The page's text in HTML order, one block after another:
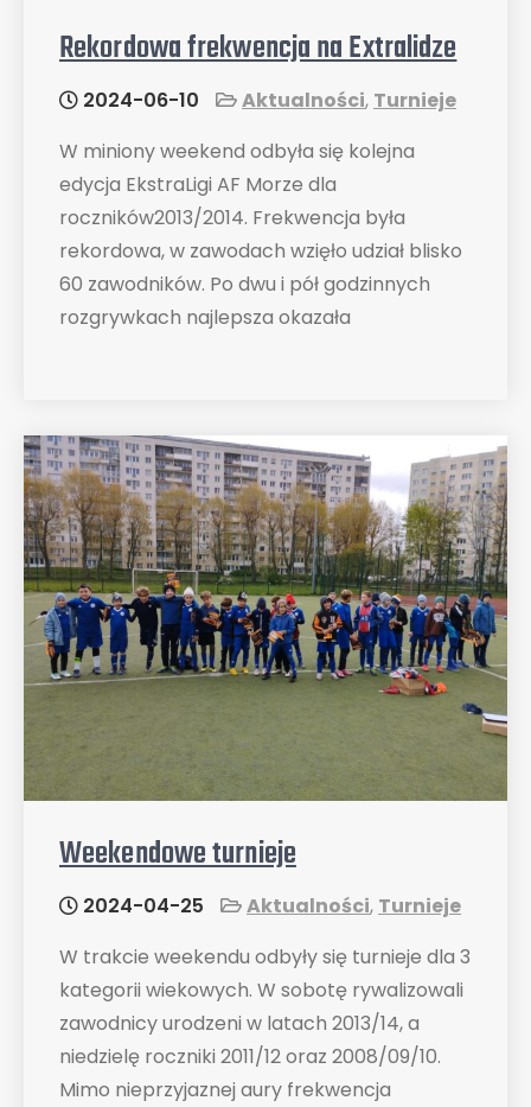
Rekordowa frekwencja na Extralidze
2024-06-10 Aktualności, Turnieje
W miniony weekend odbyła się kolejna
edycja EkstraLigi AF Morze dla
roczników2013/2014. Frekwencja była
rekordowa, w zawodach wzięło udział blisko
60 zawodników. Po dwu i pół godzinnych
rozgrywkach najlepsza okazała
Weekendowe turnieje
2024-04-25 Aktualności, Turnieje
W trakcie weekendu odbyły się turnieje dla 3
kategorii wiekowych. W sobotę rywalizowali
zawodnicy urodzeni w latach 2013/14, a
niedzielę roczniki 2011/12 oraz 2008/09/10.
Mimo nieprzyjaznej aury frekwencja